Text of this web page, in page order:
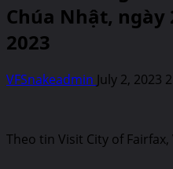
Chúa Nhật, ngày
2023
VFSnakeadmin July 2, 2023
Theo tin Visit City of